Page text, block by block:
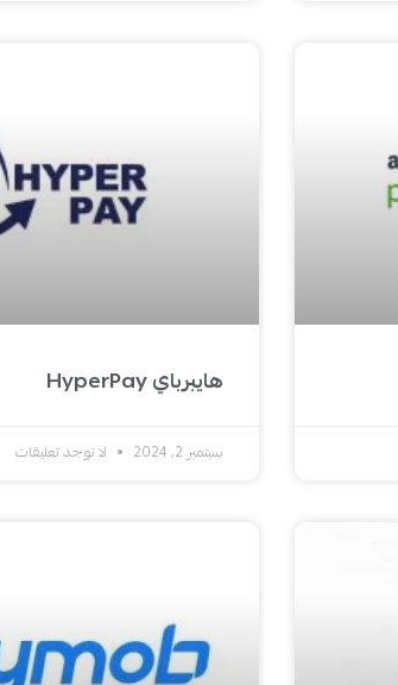
هايبرباي HyperPay
سبتمبر 2, 2024 لا توجد تعليقات